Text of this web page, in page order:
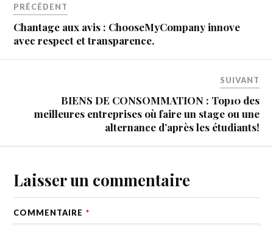
PRÉCÉDENT
Chantage aux avis : ChooseMyCompany innove
avec respect et transparence.
SUIVANT
BIENS DE CONSOMMATION : Top10 des
meilleures entreprises où faire un stage ou une
alternance d’après les étudiants!
Laisser un commentaire
COMMENTAIRE *